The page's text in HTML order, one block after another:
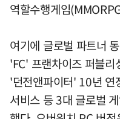
역할수행게임
여기에 글로벌 파트너
'FC' 프랜차이즈 퍼블
'던전앤파이터' 10년 연
서비스 등 3대 글로벌